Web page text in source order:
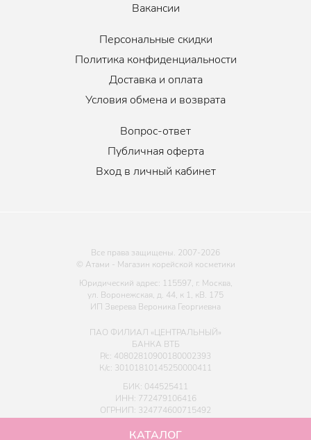
Вакансии
Персональные скидки
Политика конфиденциальности
Доставка и оплата
Условия обмена и возврата
Вопрос-ответ
Публичная оферта
Вход в личный кабинет
Все права защищены. 2007-2026
© Атами - Магазин корейской косметики
Юридический адрес: 115597, г. Москва,
ул. Воронежская, д. 44, к 1, кВ. 175
ИП Зверева Вероника Георгиевна
ПАО ФИЛИАЛ «ЦЕНТРАЛЬНЫЙ»
БАНКА ВТБ
Р/с: 40802810900180002393
К/с: 30101810145250000411
БИК: 044525411
ИНН: 772479106416
ОГРНИП: 324774600715492
КАТАЛОГ